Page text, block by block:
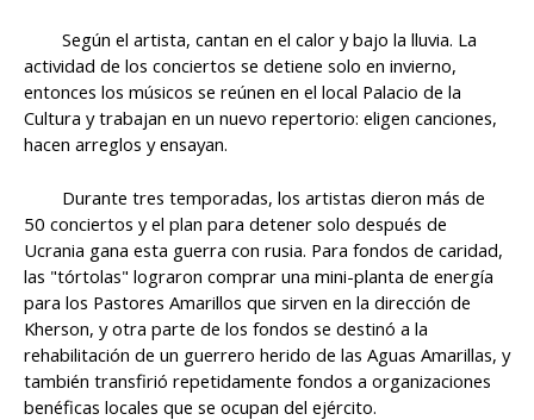
Según el artista, cantan en el calor y bajo la lluvia. La
actividad de los conciertos se detiene solo en invierno,
entonces los músicos se reúnen en el local Palacio de la
Cultura y trabajan en un nuevo repertorio: eligen canciones,
hacen arreglos y ensayan.
Durante tres temporadas, los artistas dieron más de
50 conciertos y el plan para detener solo después de
Ucrania gana esta guerra con rusia. Para fondos de caridad,
las "tórtolas" lograron comprar una mini-planta de energía
para los Pastores Amarillos que sirven en la dirección de
Kherson, y otra parte de los fondos se destinó a la
rehabilitación de un guerrero herido de las Aguas Amarillas, y
también transfirió repetidamente fondos a organizaciones
benéficas locales que se ocupan del ejército.